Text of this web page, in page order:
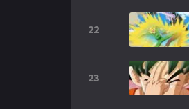
22
23